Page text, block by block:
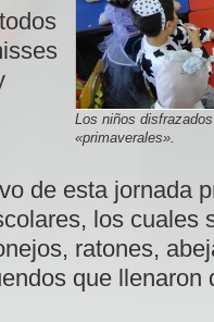
Los niños
«primaverales».
de esta jornada
los cuales
ratones,
que llenaron